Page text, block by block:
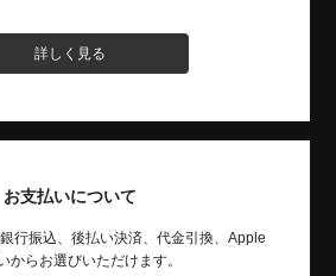
詳しく見る
お支払いについて
行振込、後払い決済、代金引換、Apple
からお選びいただけます。